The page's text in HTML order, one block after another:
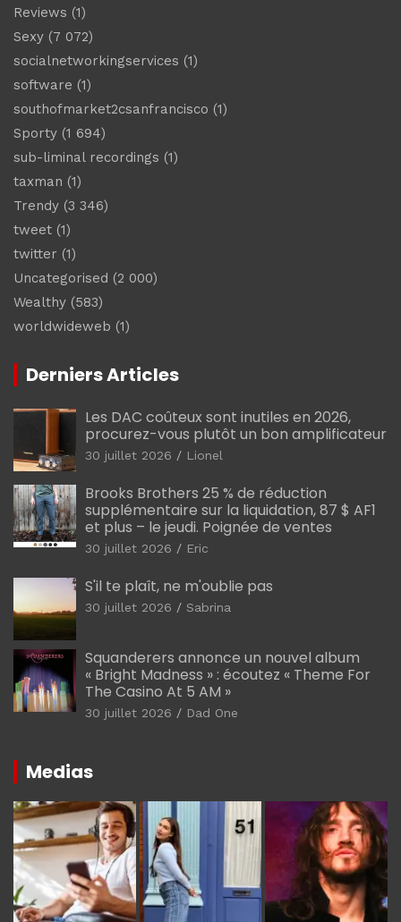
Reviews (1)
Sexy (7 072)
socialnetworkingservices (1)
software (1)
southofmarket2csanfrancisco (1)
Sporty (1 694)
sub-liminal recordings (1)
taxman (1)
Trendy (3 346)
tweet (1)
twitter (1)
Uncategorised (2 000)
Wealthy (583)
worldwideweb (1)
Derniers Articles
Les DAC coûteux sont inutiles en 2026,
procurez-vous plutôt un bon amplificateur
30 juillet 2026 Lionel
Brooks Brothers 25 % de réduction
supplémentaire sur la liquidation, 87 $ AF1
et plus – le jeudi. Poignée de ventes
30 juillet 2026 Eric
S'il te plaît, ne m'oublie pas
30 juillet 2026 Sabrina
Squanderers annonce un nouvel album
« Bright Madness » : écoutez « Theme For
The Casino At 5 AM »
30 juillet 2026 Dad One
Medias